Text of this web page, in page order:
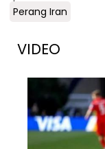
Perang Iran
VIDEO